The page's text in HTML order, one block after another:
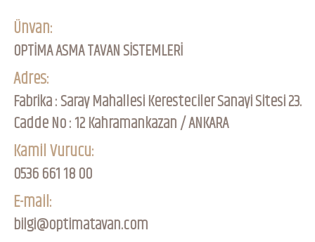
Ünvan:
OPTİMA ASMA TAVAN SİSTEMLERİ
Adres:
Fabrika : Saray Mahallesi Keresteciler Sanayi Sitesi 23.
Cadde No : 12 Kahramankazan / ANKARA
Kamil Vurucu:
0536 661 18 00
E-mail:
bilgi@optimatavan.com